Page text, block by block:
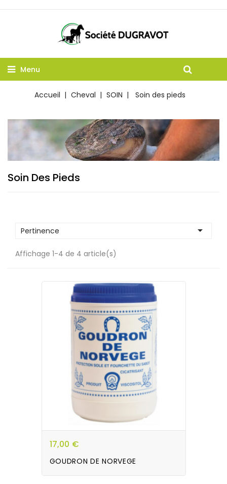
Menu
Accueil Cheval SOIN Soin des pieds
Soin Des Pieds
Pertinence 
Affichage 1-4 de 4 article(s)
17,00 €
GOUDRON DE NORVEGE